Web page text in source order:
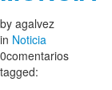
by agalvez
in Noticia
0comentarios
tagged: